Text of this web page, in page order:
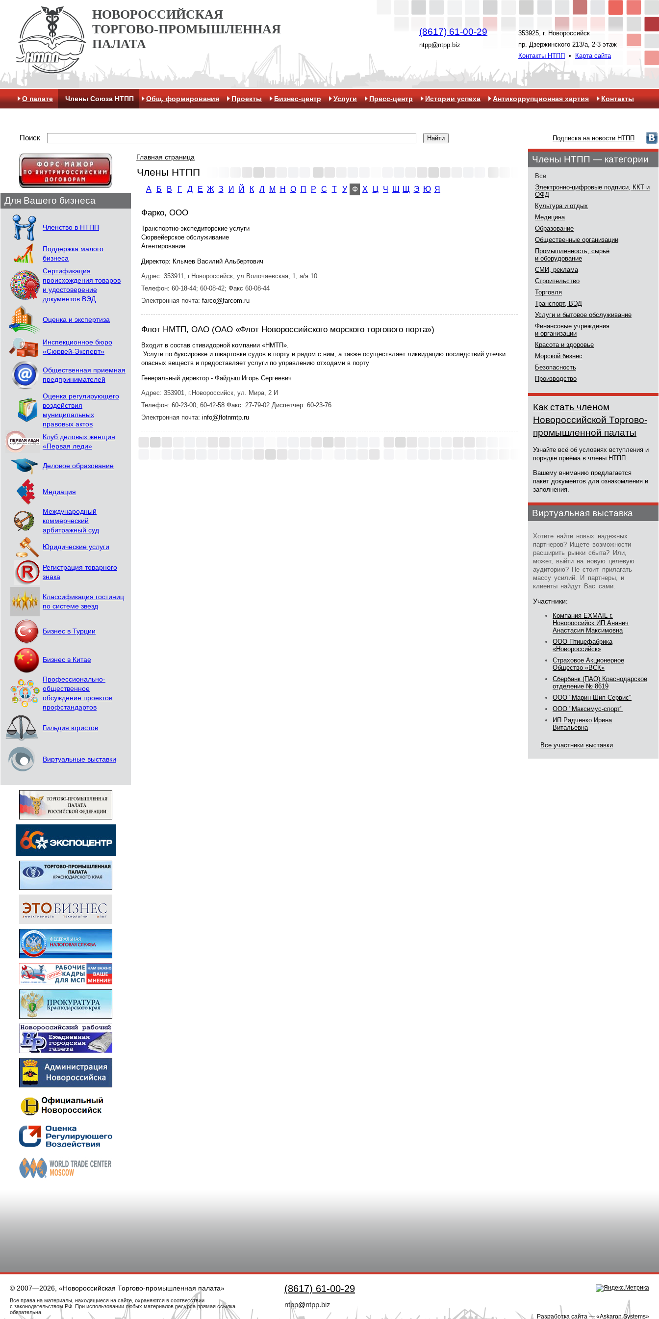
НОВОРОССИЙСКАЯ
ТОРГОВО-ПРОМЫШЛЕННАЯ
ПАЛАТА
(8617) 61-00-29
ntpp@ntpp.biz
353925, г. Новороссийск
пр. Дзержинского 213/а, 2-3 этаж
Контакты НТПП
• Карта сайта
О палате Члены Союза НТПП Общ. формирования Проекты Бизнес-центр Услуги Пресс-центр Истории успеха Антикоррупционная хартия Контакты
Поиск Подписка на новости НТПП
Для Вашего бизнеса
Членство в НТПП
Поддержка малого
бизнеса
Сертификация
происхождения товаров
и удостоверение
документов ВЭД
Оценка и экспертиза
Инспекционное бюро
«Сюрвей-Эксперт»
Общественная приемная
предпринимателей
Оценка регулирующего
воздействия
муниципальных
правовых актов
Клуб деловых женщин
«Первая леди»
Деловое образование
Медиация
Международный
коммерческий
арбитражный суд
Юридические услуги
Регистрация товарного
знака
Классификация гостиниц
по системе звезд
Бизнес в Турции
Бизнес в Китае
Профессионально-
общественное
обсуждение проектов
профстандартов
Гильдия юристов
Виртуальные выставки
Главная страница
Члены НТПП
А Б В Г Д Е Ж З И Й К Л М Н О П Р С Т У Ф Х Ц Ч Ш Щ Э Ю Я
Фарко, ООО
Транспортно-экспедиторские услуги
Сюрвейерское обслуживание
Агентирование
Директор: Клычев Василий Альбертович
Адрес: 353911, г.Новороссийск, ул.Волочаевская, 1, а/я 10
Телефон: 60-18-44; 60-08-42; Факс 60-08-44
Электронная почта: farco@farcom.ru
Флот НМТП, ОАО (ОАО «Флот Новороссийского морского торгового порта»)
Входит в состав стивидорной компании «НМТП».
Услуги по буксировке и швартовке судов в порту и рядом с ним, а также осуществляет ликвидацию последствий утечки
опасных веществ и предоставляет услуги по управлению отходами в порту
Генеральный директор - Файдыш Игорь Сергеевич
Адрес: 353901, г.Новороссийск, ул. Мира, 2 И
Телефон: 60-23-00; 60-42-58 Факс: 27-79-02 Диспетчер: 60-23-76
Электронная почта: info@flotnmtp.ru
Члены НТПП — категории
Все
Электронно-цифровые подписи, ККТ и
ОФД
Культура и отдых
Медицина
Образование
Общественные организации
Промышленность, сырьё
и оборудование
СМИ, реклама
Строительство
Торговля
Транспорт, ВЭД
Услуги и бытовое обслуживание
Финансовые учреждения
и организации
Красота и здоровье
Морской бизнес
Безопасность
Производство
Как стать членом
Новороссийской Торгово-
промышленной палаты
Узнайте всё об условиях вступления и
порядке приёма в члены НТПП.
Вашему вниманию предлагается
пакет документов для ознакомления и
заполнения.
Виртуальная выставка
Хотите найти новых надежных
партнеров? Ищете возможности
расширить рынки сбыта? Или,
может, выйти на новую целевую
аудиторию? Не стоит прилагать
массу усилий. И партнеры, и
клиенты найдут Вас сами.
Участники:
Компания EXMAIL г.
Новороссийск ИП Ананич
Анастасия Максимовна
ООО Птицефабрика
«Новороссийск»
Страховое Акционерное
Общество «ВСК»
Сбербанк (ПАО) Краснодарское
отделение № 8619
ООО "Марин Шип Сервис"
ООО "Максимус-спорт"
ИП Радченко Ирина
Витальевна
Все участники выставки
© 2007—2026, «Новороссийская Торгово-промышленная палата»
Все права на материалы, находящиеся на сайте, охраняются в соответствии
с законодательством РФ. При использовании любых материалов ресурса прямая ссылка
обязательна.
(8617) 61-00-29
ntpp@ntpp.biz
Разработка сайта — «Askaron Systems»